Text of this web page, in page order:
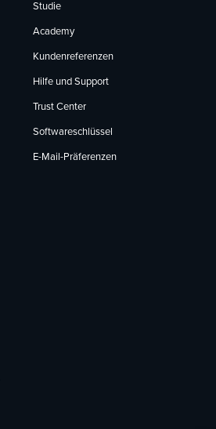
Studie
Academy
Kundenreferenzen
Hilfe und Support
Trust Center
Softwareschlüssel
E-Mail-Präferenzen